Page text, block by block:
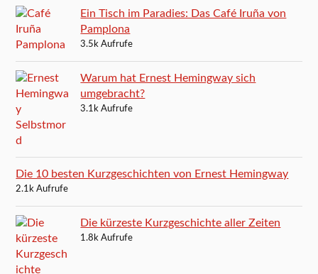
Ein Tisch im Paradies: Das Café Iruña von
Pamplona
3.5k Aufrufe
Warum hat Ernest Hemingway sich
umgebracht?
3.1k Aufrufe
Die 10 besten Kurzgeschichten von Ernest Hemingway
2.1k Aufrufe
Die kürzeste Kurzgeschichte aller Zeiten
1.8k Aufrufe